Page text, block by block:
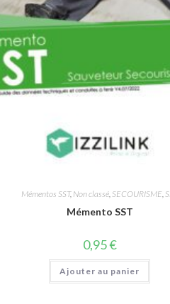
Mémentos SST, Non classé SECOURISME
Mémento SST
0,95€
Ajouter au panier